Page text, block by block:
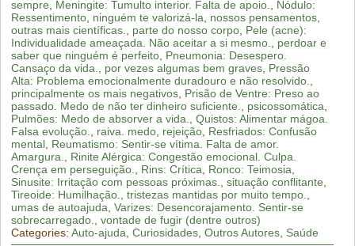
sempre
Meningite: Tumulto interior. Falta de apoio.
Nódulo:
Ressentimento, ninguém te valorizá-la nossos pensamentos,
outras mais científicas.
parte do nosso corpo, Pele (acne):
Individualidade ameaçada. Não aceitar a si mesmo.
perdoar e
saber que ninguém é perfeito, Pneumonia: Desespero.
Cansaço da vida.
por vezes algumas bem graves, Pressão
Alta: Problema emocionalmente duradouro e não resolvido.
principalmente os mais negativos, Prisão de Ventre: Preso ao
passado. Medo de não ter dinheiro suficiente.
psicossomática
Pulmões: Medo de absorver a vida.
Quistos: Alimentar mágoa.
Falsa evolução.
raiva. medo, rejeição, Resfriados: Confusão
mental, Reumatismo: Sentir-se vítima. Falta de amor.
Amargura.
Rinite Alérgica: Congestão emocional. Culpa.
Crença em perseguição.
Rins: Crítica Ronco: Teimosia
Sinusite: Irritação com pessoas próximas.
situação conflitante
Tireoide: Humilhação.
tristezas mantidas por muito tempo.
umas de autoajuda Varizes: Desencorajamento. Sentir-se
sobrecarregado.
vontade de fugir (dentre outros)
Categories: Auto-ajuda Curiosidades, Outros Autores, Saúde